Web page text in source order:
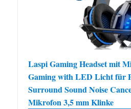
Laspi Gaming Headset mit
Gaming with LED Licht für
Surround Sound Noise
Mikrofon 3,5 mm Klinke